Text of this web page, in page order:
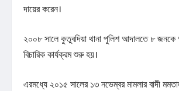
দায়ের করেন।
২০০৮ সালে কুতুবদিয়া থানা পুলিশ আদালতে ৮
বিচারিক কার্যক্রম শুরু হয়।
এরমধ্যে ২০১৫ সালের ১৩ নভেম্বর মামলার বাদী